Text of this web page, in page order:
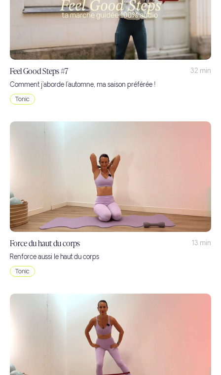
Feel Good Steps #7
32 min
Comment j'aborde l'automne, ma saison préférée !
Tonic
Force du haut du corps
13 min
Renforce aussi le haut du corps
Tonic